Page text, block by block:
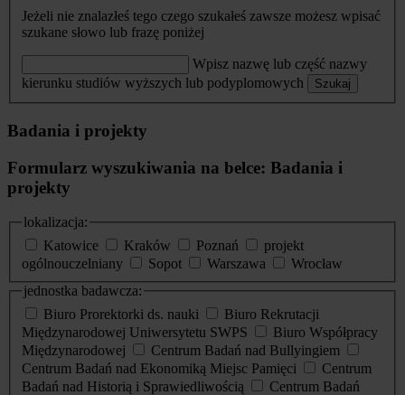
Jeżeli nie znalazłeś tego czego szukałeś zawsze możesz wpisać
szukane słowo lub frazę poniżej
Wpisz nazwę lub część nazwy
kierunku studiów wyższych lub podyplomowych
Szukaj
Badania i projekty
Formularz wyszukiwania na belce: Badania i
projekty
lokalizacja:
Katowice
Kraków Poznań
projekt
ogólnouczelniany
Sopot Warszawa
Wrocław
jednostka badawcza:
Biuro Prorektorki ds. nauki
Biuro Rekrutacji
Międzynarodowej Uniwersytetu SWPS
Biuro Współpracy
Międzynarodowej
Centrum Badań nad Bullyingiem
Centrum Badań nad Ekonomiką Miejsc Pamięci
Centrum
Badań nad Historią i Sprawiedliwością
Centrum Badań